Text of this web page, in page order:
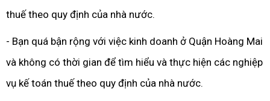
thuế theo quy định của nhà nước.
- Bạn quá bận rộng với việc kinh doanh ở Quận Hoàng Mai
và không có thời gian để tìm hiểu và thực hiện các nghiệp
vụ kế toán thuế theo quy định của nhà nước.